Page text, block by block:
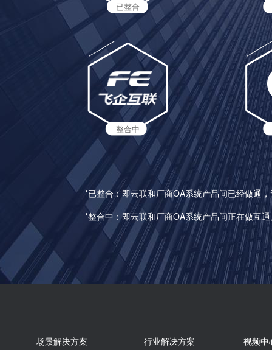
已整合
整合中
*已整合：即云联和厂商OA系统产品间已经做通
*整合中：即云联和厂商OA系统产品间正在做互
场景解决方案 行业解决方案 视频中